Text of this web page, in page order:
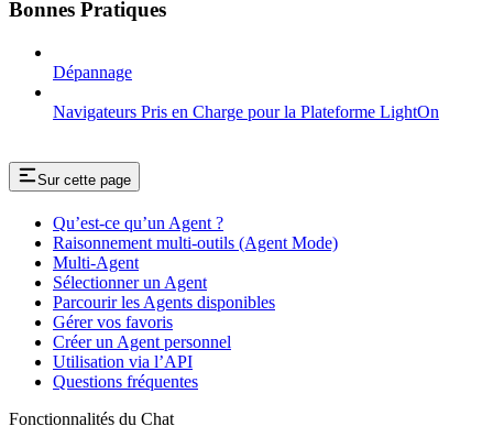
Bonnes Pratiques
Dépannage
Navigateurs Pris en Charge pour la Plateforme LightOn
Sur cette page
Qu’est-ce qu’un Agent ?
Raisonnement multi-outils (Agent Mode)
Multi-Agent
Sélectionner un Agent
Parcourir les Agents disponibles
Gérer vos favoris
Créer un Agent personnel
Utilisation via l’API
Questions fréquentes
Fonctionnalités du Chat